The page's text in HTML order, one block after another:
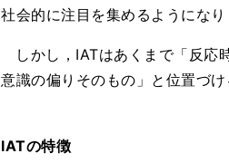
社会的に注目を集めるようになり
しかし，IATはあくまで「反応
意識の偏りそのもの」と位置づ
IATの特徴